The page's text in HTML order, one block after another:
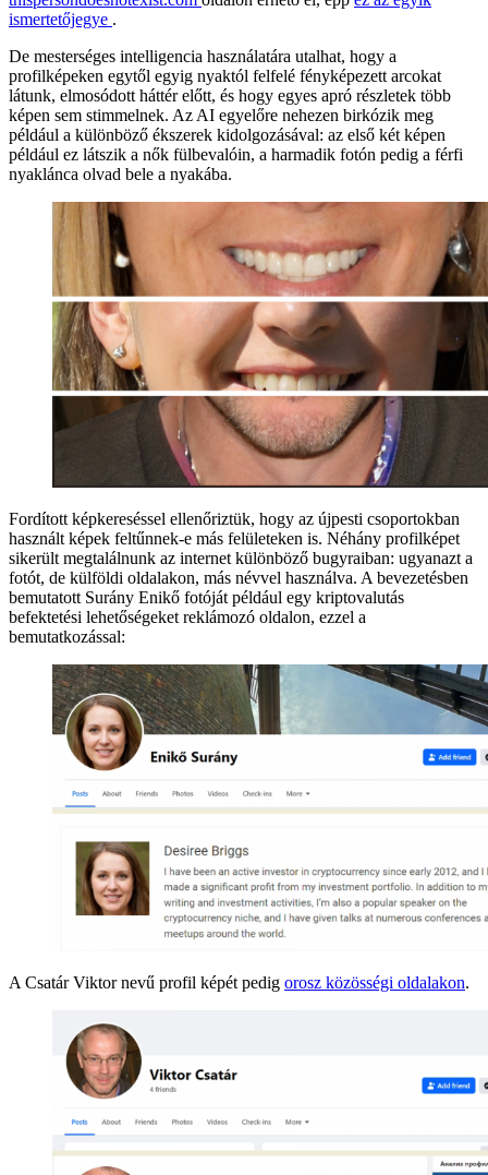
ismertetőjegye .
De mesterséges intelligencia használatára utalhat, hogy a
profilképeken egytől egyig nyaktól felfelé fényképezett arcokat
látunk, elmosódott háttér előtt, és hogy egyes apró részletek több
képen sem stimmelnek. Az AI egyelőre nehezen birkózik meg
például a különböző ékszerek kidolgozásával: az első két képen
például ez látszik a nők fülbevalóin, a harmadik fotón pedig a férfi
nyaklánca olvad bele a nyakába.
Fordított képkereséssel ellenőriztük, hogy az újpesti csoportokban
használt képek feltűnnek-e más felületeken is. Néhány profilképet
sikerült megtalálnunk az internet különböző bugyraiban: ugyanazt a
fotót, de külföldi oldalakon, más névvel használva. A bevezetésben
bemutatott Surány Enikő fotóját például egy kriptovalutás
befektetési lehetőségeket reklámozó oldalon, ezzel a
bemutatkozással:
A Csatár Viktor nevű profil képét pedig orosz közösségi oldalakon.